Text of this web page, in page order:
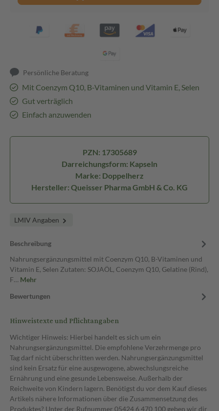
Persönliche Beratung
Mit Coenzym Q10, B-Vitaminen und Vitamin E, Selen
Gut verträglich
Einfach anzuwenden
PZN: 17305689
Darreichungsform: Kapseln
Marke: Doppelherz
Hersteller: Queisser Pharma GmbH & Co. KG
LMIV Angaben
Beschreibung
Nahrungsergänzungsmittel mit Coenzym Q10, B-Vitaminen und
Vitamin E, Selen Zutaten: SOJAÖL, Coenzym Q10, Gelatine (Rind),
F… Mehr
Bewertungen
Hinweistexte und Pflichtangaben
Wichtiger Hinweis: Hierbei handelt es sich um ein
Nahrungsergänzungsmittel. Die empfohlene Verzehrmenge pro
Tag darf nicht überschritten werden. Nahrungsergänzungsmittel
sind kein Ersatz für eine ausgewogene, abwechslungsreiche
Ernährung und eine gesunde Lebensweise. Außerhalb der
Reichweite von Kindern lagern. Benötigst du vor dem Kauf dieses
Artikels nähere Informationen über die Zusammensetzung des
Produktes? Unter der Rufnummer 05424 6 470 100 geben wir dir